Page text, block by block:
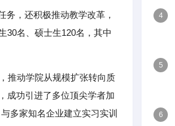
，还积极推动教学改革，
30名、硕士生120名，其中
推动学院从规模扩张转向质
成功引进了多位顶尖学者加
多家知名企业建立实习实训
4
5
6